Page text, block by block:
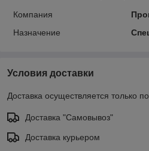
Компания
Назначение
Условия доставки
Доставка осуществляется только
Доставка "Самовывоз"
Доставка курьером